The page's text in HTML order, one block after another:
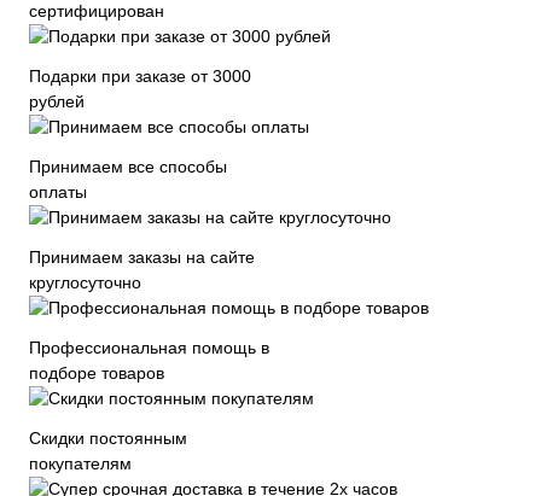
сертифицирован
Подарки при заказе от 3000
рублей
Принимаем все способы
оплаты
Принимаем заказы на сайте
круглосуточно
Профессиональная помощь в
подборе товаров
Скидки постоянным
покупателям